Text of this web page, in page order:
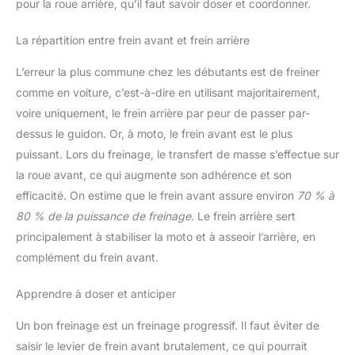
pour la roue arrière, qu’il faut savoir doser et coordonner.
La répartition entre frein avant et frein arrière
L’erreur la plus commune chez les débutants est de freiner
comme en voiture, c’est-à-dire en utilisant majoritairement,
voire uniquement, le frein arrière par peur de passer par-
dessus le guidon. Or, à moto, le frein avant est le plus
puissant. Lors du freinage, le transfert de masse s’effectue sur
la roue avant, ce qui augmente son adhérence et son
efficacité. On estime que le frein avant assure environ 70 % à
80 % de la puissance de freinage. Le frein arrière sert
principalement à stabiliser la moto et à asseoir l’arrière, en
complément du frein avant.
Apprendre à doser et anticiper
Un bon freinage est un freinage progressif. Il faut éviter de
saisir le levier de frein avant brutalement, ce qui pourrait